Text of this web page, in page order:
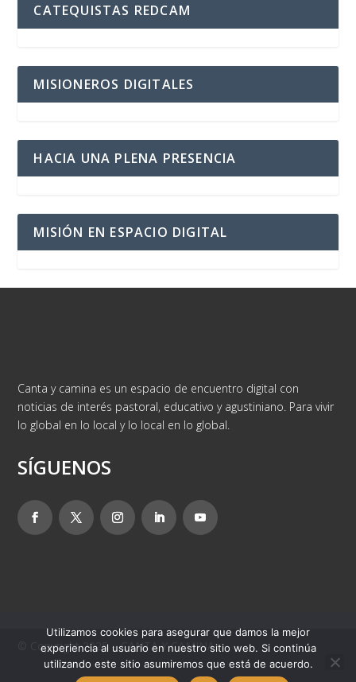
CATEQUISTAS REDCAM
MISIONEROS DIGITALES
HACIA UNA PLENA PRESENCIA
MISIÓN EN ESPACIO DIGITAL
Canta y camina es un espacio de encuentro digital con
noticias de interés pastoral, educativo y agustiniano. Para vivir
lo global en lo local y lo local en lo global.
SÍGUENOS
© Copyright 2025 – CANTA Y CAMINA
Utilizamos cookies para asegurar que damos la mejor
experiencia al usuario en nuestro sitio web. Si continúa
utilizando este sitio asumiremos que está de acuerdo.